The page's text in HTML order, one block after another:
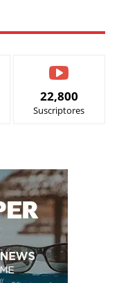
22,800
Suscriptores